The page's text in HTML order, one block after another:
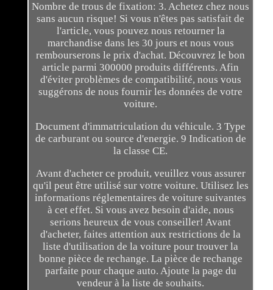
Nombre de trous de fixation: 3. Achetez chez nous
sans aucun risque! Si vous n'êtes pas satisfait de
l'article, vous pouvez nous retourner la
marchandise dans les 30 jours et nous vous
rembourserons le prix d'achat. Découvrez le bon
article parmi 300000 produits différents. Afin
d'éviter problèmes de compatibilité, nous vous
suggérons de nous fournir les données de votre
voiture.
Document d'immatriculation du véhicule. 3 Type
de carburant ou source d'energie. 9 Indication de
la classe CE.
Avant d'acheter ce produit, veuillez vous assurer
qu'il peut être utilisé sur votre voiture. Utilisez les
informations réglementaires de voiture suivantes
à cet effet. Si vous avez besoin d'aide, nous
serions heureux de vous conseiller! Avant
d'acheter, faites attention aux restrictions de la
liste d'utilisation de la voiture pour trouver la
bonne pièce de rechange. La pièce de rechange
parfaite pour chaque auto. Ajoute la page du
vendeur à la liste de souhaits.